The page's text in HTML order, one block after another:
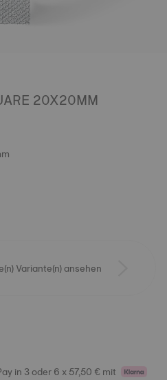
20X20MM
Variante(n) ansehen
in 3 oder 6 x 57,50 € mit